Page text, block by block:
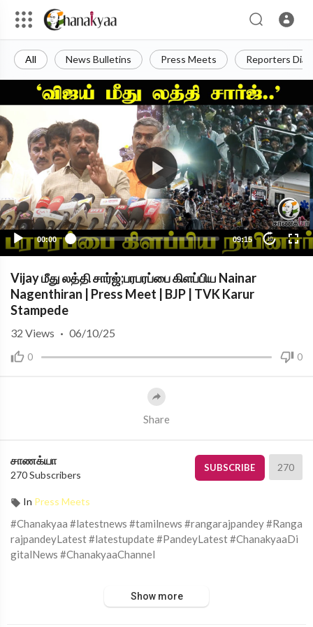
All News Bulletins Press Meets Reporters
00:00 09:15 10
Vijay மீது லத்தி சார்ஜ்;பரபரப்பை கிளப்பிய Nainar
Nagenthiran | Press Meet | BJP | TVK Karur
Stampede
0 0
32 Views · 06/10/25
Share
சாணக்யா
270 Subscribers
SUBSCRIBE 270
In Press Meets
#Chanakyaa #latestnews #tamilnews #rangarajpandey #Ranga
rajpandeyLatest #latestupdate #PandeyLatest #ChanakyaaDi
gitalNews #ChanakyaaChannel
Show more